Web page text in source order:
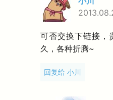
可否交换下链接，
久，各种折腾~
回复给 小川